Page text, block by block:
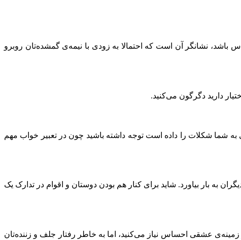
نشانگر آن است که احتمالا به زودی با نیمه‌ی گمشده‌تان روبرو
دارید دگرگون می‌کنید.
شما شکلات را داده است توجه داشته باشید چون در تعبیر خواب مهم
به بار بیاورد. شاید برای کنار هم بودن دوستان و اقوام در تدارک یک
عشقی احساس نیاز می‌کنید، اما به خاطر رفتار جلف و زننده‌تان